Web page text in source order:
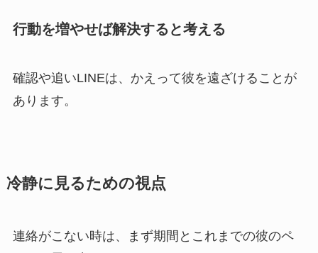
行動を増やせば解決すると考える
確認や追いLINEは、かえって彼を遠ざけることが
あります。
冷静に見るための視点
連絡がこない時は、まず期間とこれまでの彼のペ